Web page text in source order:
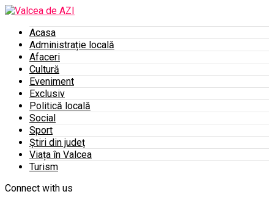
Acasa
Administrație locală
Afaceri
Cultură
Eveniment
Exclusiv
Politică locală
Social
Sport
Știri din județ
Viața în Valcea
Turism
Connect with us